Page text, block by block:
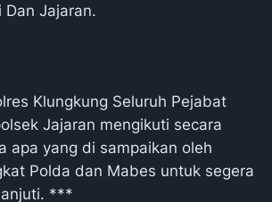
Dan Jajaran.
Klungkung Seluruh Pejabat
Jajaran mengikuti secara
apa yang di sampaikan oleh
Polda dan Mabes untuk segera
***